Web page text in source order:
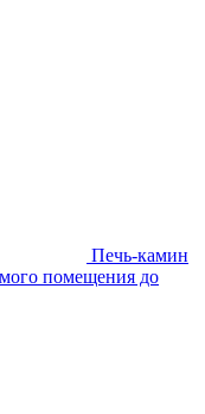
Печь-камин
помещения до